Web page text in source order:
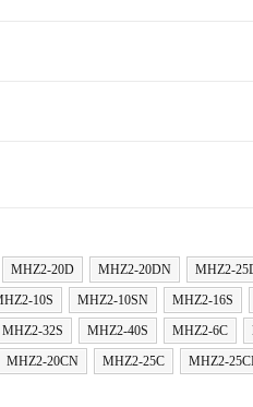
MHZ2-20D MHZ2-20DN
MHZ2-
10S MHZ2-10SN MHZ2-16S
MHZ2-32S MHZ2-40S MHZ2-6C
MHZ2-20CN MHZ2-25C
MHZ2-